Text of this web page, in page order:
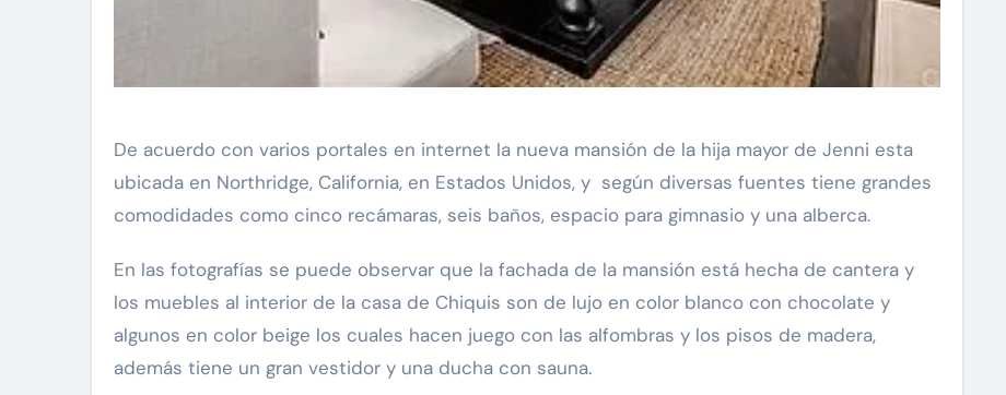
De acuerdo con varios portales en internet la nueva mansión de la hija mayor de Jenni esta
ubicada en Northridge, California, en Estados Unidos, y según diversas fuentes tiene grandes
comodidades como cinco recámaras, seis baños, espacio para gimnasio y una alberca.
En las fotografías se puede observar que la fachada de la mansión está hecha de cantera y
los muebles al interior de la casa de Chiquis son de lujo en color blanco con chocolate y
algunos en color beige los cuales hacen juego con las alfombras y los pisos de madera,
además tiene un gran vestidor y una ducha con sauna.